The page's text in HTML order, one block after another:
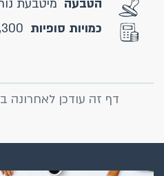
הטבעה מיטבעת
כמויות סופיות 1,300
דף זה עודכן לאחרונה בתאריך: